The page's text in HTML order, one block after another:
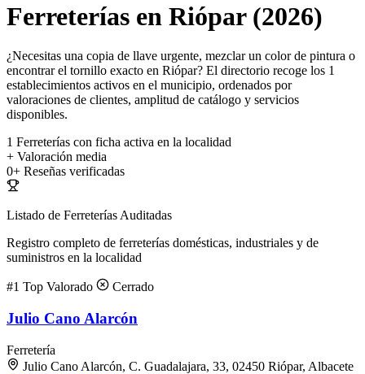
Ferreterías en Riópar (2026)
¿Necesitas una copia de llave urgente, mezclar un color de pintura o
encontrar el tornillo exacto en Riópar? El directorio recoge los 1
establecimientos activos en el municipio, ordenados por
valoraciones de clientes, amplitud de catálogo y servicios
disponibles.
1 Ferreterías con ficha activa en la localidad
+ Valoración media
0+ Reseñas verificadas
Listado de Ferreterías Auditadas
Registro completo de ferreterías domésticas, industriales y de
suministros en la localidad
#1 Top Valorado Cerrado
Julio Cano Alarcón
Ferretería
Julio Cano Alarcón, C. Guadalajara, 33, 02450 Riópar, Albacete